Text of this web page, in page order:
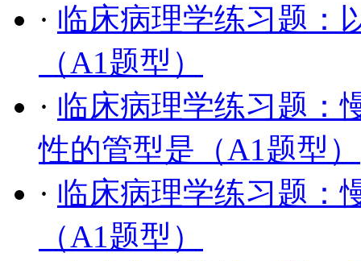
· 临床病理学练习题：
（A1题型）
· 临床病理学练习题：
性的管型是（A1题型）
· 临床病理学练习题：
（A1题型）